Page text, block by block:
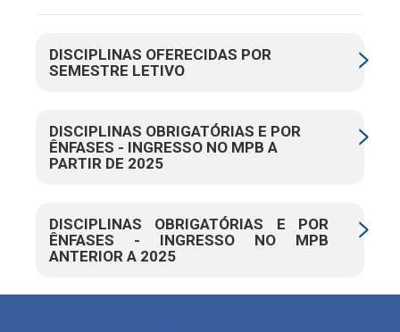
DISCIPLINAS OFERECIDAS POR
SEMESTRE LETIVO
DISCIPLINAS OBRIGATÓRIAS E POR
ÊNFASES - INGRESSO NO MPB A
PARTIR DE 2025
DISCIPLINAS OBRIGATÓRIAS E POR
ÊNFASES - INGRESSO NO MPB
ANTERIOR A 2025